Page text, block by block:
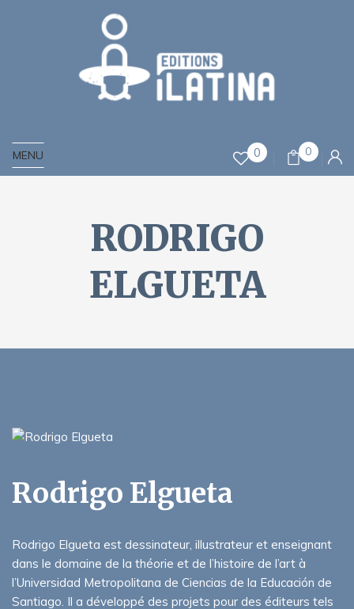
MENU 0 0
RODRIGO
ELGUETA
Rodrigo Elgueta
Rodrigo Elgueta est dessinateur, illustrateur et enseignant
dans le domaine de la théorie et de l’histoire de l’art à
l’Universidad Metropolitana de Ciencias de la Educación de
Santiago. Il a développé des projets pour des éditeurs tels